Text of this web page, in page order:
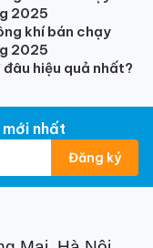
nghệ Inverter
cho gia đình.
2025
khí bán chạy
2025
hiệu quả nhất?
nhất
Đăng ký